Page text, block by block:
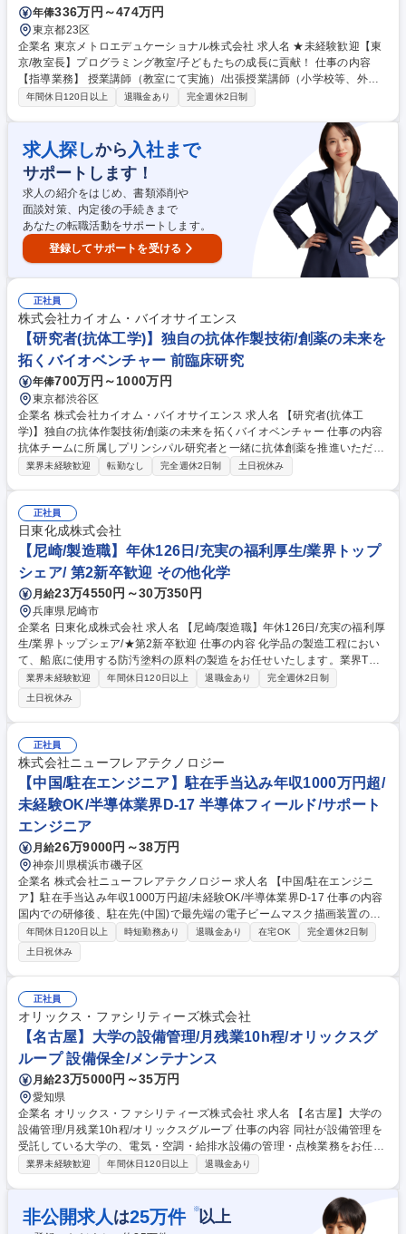
年俸336万円～474万円
東京都23区
企業名 東京メトロエデュケーショナル株式会社 求人名 ★未経験歓迎【東
京/教室長】プログラミング教室/子どもたちの成長に貢献！ 仕事の内容
【指導業務】 授業講師（教室にて実施）/出張授業講師（小学校等、外部
での実施） ※それぞれ選任で行う場合と、両方お任せする場合がございま
採用面接 雇用契約事務/研修教育/アルバイトのシフト管理/収支分析 その他
事務打ち合わせなど ★未経験で講師・プログラミングの経験がなくとも、
本格稼働前に実際の授業を通して1から学んでいただく機会を設けていま
す★ 募集職種 ★未経験歓迎【東京/教室長】プログラミング教室/子どもた
ちの成長に貢献！
年間休日120日以上 退職金あり 完全週休2日制
求人探しから 入社まで
サポートします！
求人の紹介をはじめ、書類添削や
面談対策、内定後の手続きまで
あなたの転職活動をサポートします。
登録してサポートを受ける
正社員
株式会社カイオム・バイオサイエンス
【研究者(抗体工学)】独自の抗体作製技術/創薬の未来を
拓くバイオベンチャー 前臨床研究
年俸700万円～1000万円
東京都渋谷区
企業名 株式会社カイオム・バイオサイエンス 求人名 【研究者(抗体工
学)】独自の抗体作製技術/創薬の未来を拓くバイオベンチャー 仕事の内容
抗体チームに所属しプリンシパル研究者と一緒に抗体創薬を推進いただき
ます。中でも抗体作製にあたっての基盤技術開発に取り組んでいただく予
ム、DoppeLibをはじめとする高度な抗体作製技術、タンパク質・抗体エ
ンジニアリングの知見を活かし、先進的な抗体創薬スキルをさらに高めて
いただけます) 募集職種 【研究者(抗体工学)】独自の抗体作製技術/創薬の
未来を拓くバイオベンチャー
業界未経験歓迎 転勤なし 完全週休2日制 土日祝休み
正社員
日東化成株式会社
【尼崎/製造職】年休126日/充実の福利厚生/業界トップ
シェア/ 第2新卒歓迎 その他化学
月給23万4550円～30万350円
兵庫県尼崎市
企業名 日東化成株式会社 求人名 【尼崎/製造職】年休126日/充実の福利厚
生/業界トップシェア/★第2新卒歓迎 仕事の内容 化学品の製造工程におい
て、船底に使用する防汚塗料の原料の製造をお任せいたします。業界TOP
シェアの製品を保有し、安定した事業基盤と従業員を大切にする社風が魅
力の会社です。 【業務詳細】 ・製造指示書に基づいて原料の仕込み（タ
ンクに原料を入れるなど） ・製造管理（原料の状態を確認しながら機械で
の温度調節や不要物を取り除くなど） ・品質管理、容器詰め、出荷作業な
ど ・リフトの運転 ※業務内容の変更の範囲：当社業務全般 募集職種 【尼
崎/製造職】年休126日/充実の福利厚生/業界トップシェア/★第2新卒歓迎
業界未経験歓迎 年間休日120日以上 退職金あり
完全週休2日制
土日祝休み
正社員
株式会社ニューフレアテクノロジー
【中国/駐在エンジニア】駐在手当込み年収1000万円超/
未経験OK/半導体業界D-17 半導体フィールド/サポート
エンジニア
月給26万9000円～38万円
神奈川県横浜市磯子区
企業名 株式会社ニューフレアテクノロジー 求人名 【中国/駐在エンジニ
ア】駐在手当込み年収1000万円超/未経験OK/半導体業界D-17 仕事の内容
国内での研修後、駐在先(中国)で最先端の電子ビームマスク描画装置の保
守・メンテナンスをお任せします。装置の安定稼働を維持し、顧客満足向
上を目指します。※業務内容に建設業務に該当するものは含まれません
【詳細】装置の日常点検から装置の異常を未然に察知して予防保全を実施
する事や消耗部品の交換タイミングを提案することで、お客様の生産計画
をサポートします。半導体装置の保守・メンテナンス業務は機械・電気・
ソフトにおいて高度なスキルや知識が求められるため、世界的有名な半導
体メーカーと対等に技術的な業務を進められるまで成長可能です。 ★フリ
ーコメント欄へ業務内容詳細を記載しております。 募集職種 【中国/駐在
エンジニア】駐在手当込み年収1000万円超/未経験OK/半導体業界D-17
年間休日120日以上 時短勤務あり 退職金あり 在宅OK
完全週休2日制
土日祝休み
正社員
オリックス・ファシリティーズ株式会社
【名古屋】大学の設備管理/月残業10h程/オリックスグ
ループ 設備保全/メンテナンス
月給23万5000円～35万円
愛知県
企業名 オリックス・ファシリティーズ株式会社 求人名 【名古屋】大学の
設備管理/月残業10h程/オリックスグループ 仕事の内容 同社が設備管理を
受託している大学の、電気・空調・給排水設備の管理・点検業務をお任せ
します。電気・空調などの保守点検業務に留まらず、オーナー様にとって
《具体的には》■モニターによる監視■日常点検・法定点検■契約に基づく
業務計画の立案■緊急時の対応および一次的な修繕■修繕などの見積もり書
の作成■設備メーカーや修繕業者などへの発注■オーナー様への報告など※
業界未経験歓迎 年間休日120日以上 退職金あり
非公開求人 は25万件 ※以上